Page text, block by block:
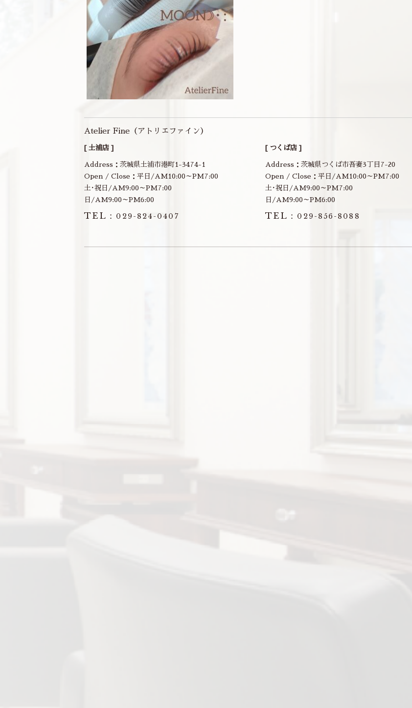
Atelier Fine（アトリエファイン）
[ 土浦店 ]
Address：茨城県土浦市港町1-3474-1
Open / Close：平日/AM10:00～PM7:00
土･祝日/AM9:00～PM7:00
日/AM9:00～PM6:00
TEL： 029-824-0407
[ つくば店 ]
Address：茨城県つくば市吾妻3丁目7-20
Open / Close：平日/AM10:00～PM7:00
土･祝日/AM9:00～PM7:00
日/AM9:00～PM6:00
TEL： 029-856-8088